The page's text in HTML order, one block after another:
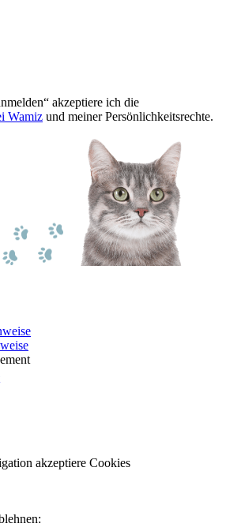
akzeptiere ich die
Wamiz und meiner Persönlichkeitsrechte.
akzeptiere Cookies